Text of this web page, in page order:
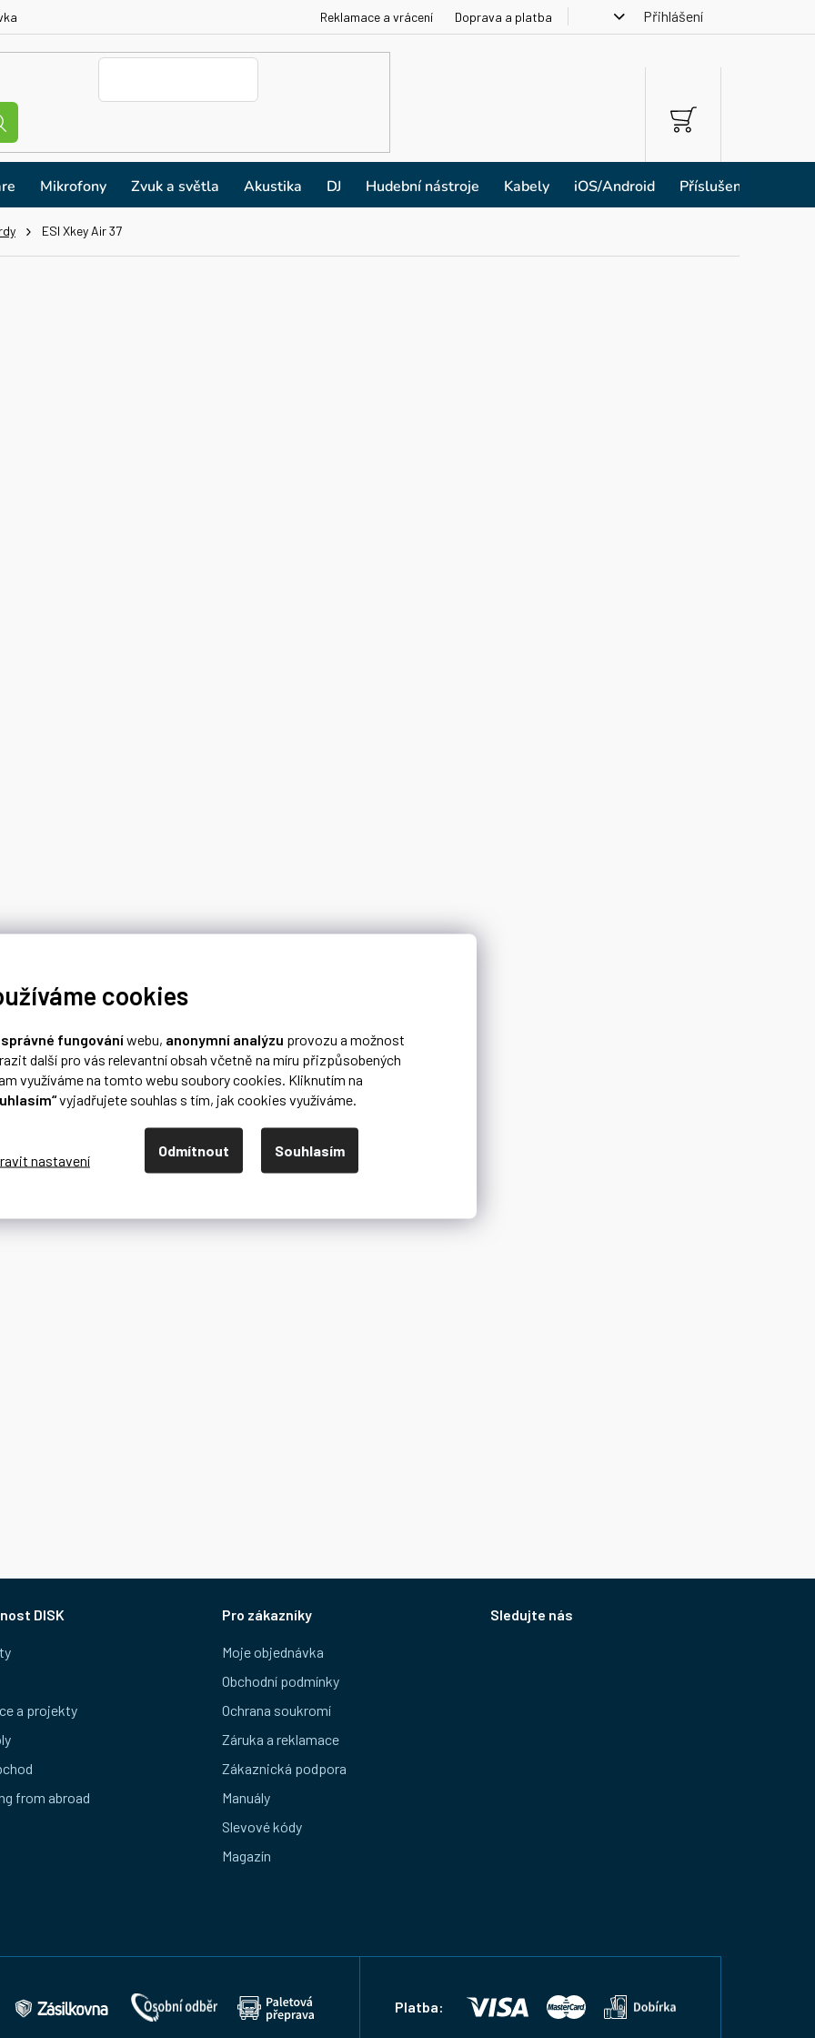
cookies
správné fungováníwebu, anonymní analýzu provozu a možnost
další pro vás relevantní obsah včetně na míru přizpůsobených
využíváme na tomto webu soubory cookies. Kliknutím na
vyjadřujete souhlas s tím, jak cookies využíváme.
Odmítnout Souhlasím
Reklamace a vrácení Doprava a platba Přihlášení
NÁKUPNÍ
KOŠÍK
Mikrofony Zvuk a světla Akustika DJ Hudební nástroje Kabely iOS/Android Příslušenství
ESI Xkey Air 37
DISK
a projekty
from abroad
Pro zákazníky
Moje objednávka
Obchodní podmínky
Ochrana soukromí
Záruka a reklamace
Zákaznická podpora
Manuály
Slevové kódy
Magazín
Sledujte nás
Platba: